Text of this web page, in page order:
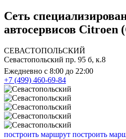
Сеть
автосервисов Citroen
СЕВАСТОПОЛЬСКИЙ
Севастопольский пр. 95 б, к.8
Ежедневно с 8:00 до 22:00
+7 (499) 460-69-84
построить маршрут построить